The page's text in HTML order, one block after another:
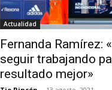
Actualidad
Fernanda Ramírez:
seguir trabajando
resultado mejor»